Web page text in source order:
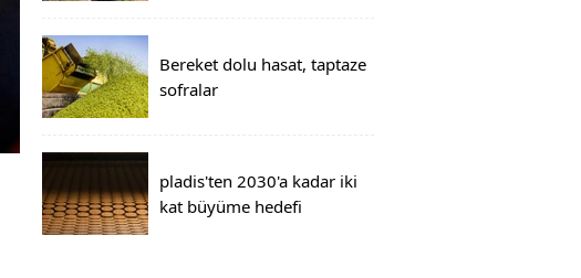
Bereket dolu hasat, taptaze
sofralar
pladis'ten 2030'a kadar iki
kat büyüme hedefi